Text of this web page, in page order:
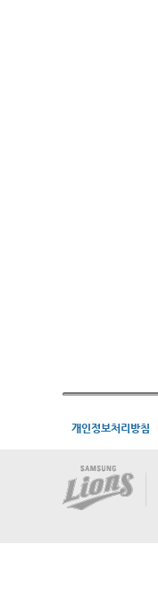
개인정보처리방침